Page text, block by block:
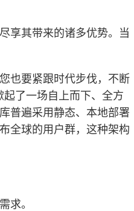
享其带来的诸多优势。当
也要紧跟时代步伐，不断
了一场自上而下、全方
普遍采用静态、本地部署
全球的用户群，这种架构
求。